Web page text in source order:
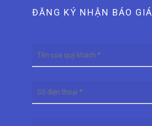
ĐĂNG KÝ NHẬN BÁO GIÁ